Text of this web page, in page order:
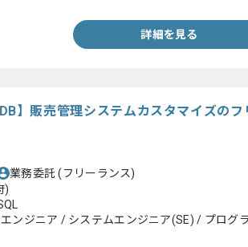
詳細を見る
】販売管理システムカスタマイズの
業務委託(フリーランス)
)
ンジニア / システムエンジニア(SE) / プログ